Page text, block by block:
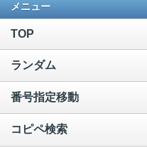
メニュー
TOP
ランダム
番号指定移動
コピペ検索